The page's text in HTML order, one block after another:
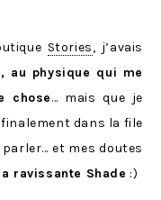
Stories, j’avais
au physique qui me
chose… mais que je
finalement dans la file
et mes doutes
ravissante Shade :)